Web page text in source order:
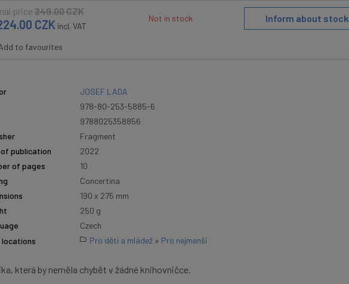
price 249.00CZK
CZK incl. VAT
Not in stock Inform about
to favourites
JOSEF LADA
978-80-253-5885-6
9788025358856
Fragment
publication
2022
of pages
10
Concertina
190 x 275 mm
250 g
Czech
locations
Pro děti a mládež » Pro nejmenší
která by neměla chybět v žádné knihovničce.